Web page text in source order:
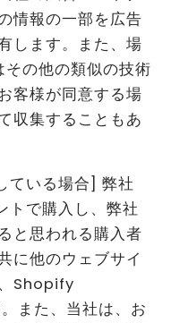
情報の一部を広告
します。また、場
の他の類似の技術
客様が同意する場
収集することもあ
ている場合] 弊社
トで購入し、弊社
と思われる購入者
に他のウェブサイ
Shopify
また、当社は、お